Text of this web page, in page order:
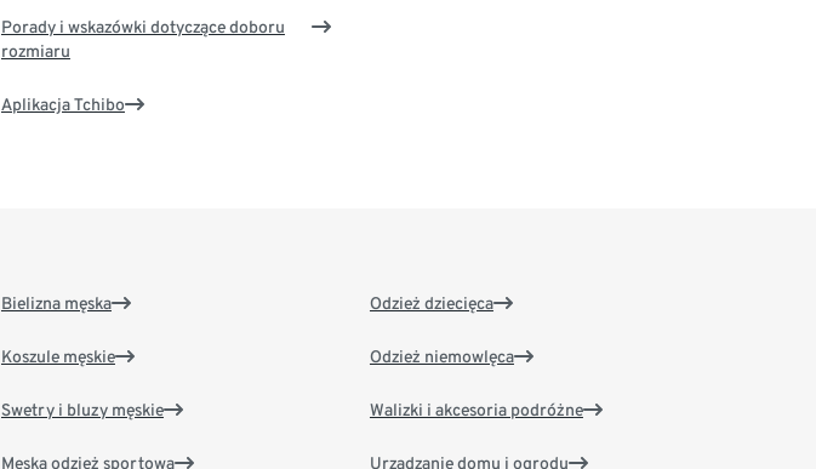
Porady i wskazówki dotyczące doboru
rozmiaru
Aplikacja Tchibo
Bielizna męska
Koszule męskie
Swetry i bluzy męskie
Męska odzież sportowa
Odzież dziecięca
Odzież niemowlęca
Walizki i akcesoria podróżne
Urządzanie domu i ogrodu